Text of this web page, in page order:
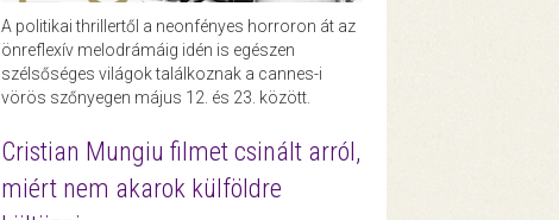
A politikai thrillertől a neonfényes horroron át az
önreflexív melodrámáig idén is egészen
szélsőséges világok találkoznak a cannes-i
vörös szőnyegen május 12. és 23. között.
Cristian Mungiu filmet csinált arról,
miért nem akarok külföldre